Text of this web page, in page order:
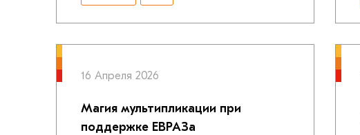
16 Апреля 2026
Магия мультипликации при
поддержке ЕВРАЗа